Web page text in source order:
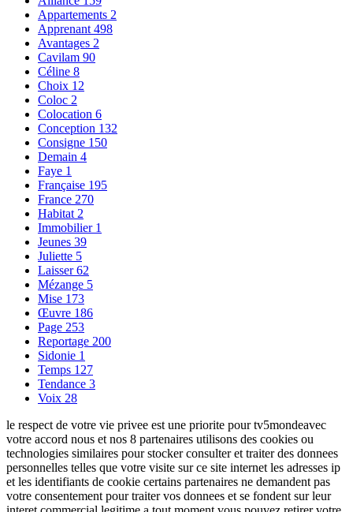
Appartements 2
Apprenant 498
Avantages 2
Cavilam 90
Céline 8
Choix 12
Coloc 2
Colocation 6
Conception 132
Consigne 150
Demain 4
Faye 1
Française 195
France 270
Habitat 2
Immobilier 1
Jeunes 39
Juliette 5
Laisser62
Mézange 5
Mise 173
Œuvre 186
Page 253
Reportage 200
Sidonie 1
Temps 127
Tendance 3
Voix 28
le respect de votre vie privee est une priorite pour tv5mondeavec
votre accord nous et nos 8 partenaires utilisons des cookies ou
technologies similaires pour stocker consulter et traiter des donnees
personnelles telles que votre visite sur ce site internet les adresses ip
et les identifiants de cookie certains partenaires ne demandent pas
votre consentement pour traiter vos donnees et se fondent sur leur